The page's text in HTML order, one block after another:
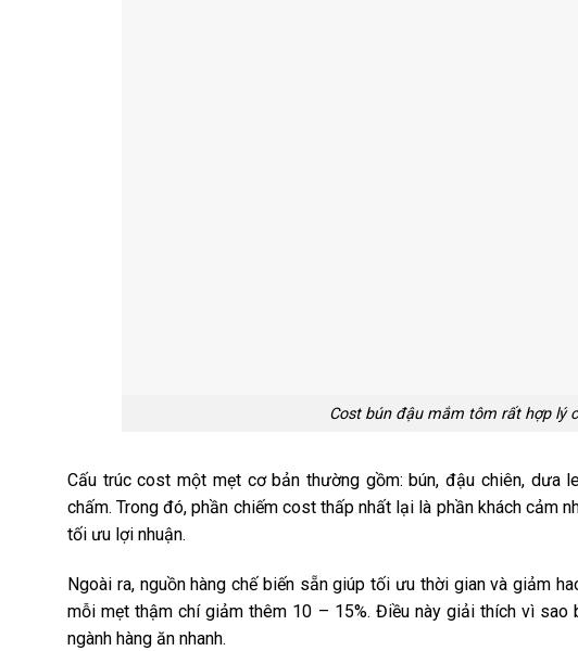
Cost bún đậu mắm tôm rất hợp lý
Cấu trúc cost một mẹt cơ bản thường gồm: bún, đậu chiên, dưa
chấm. Trong đó, phần chiếm cost thấp nhất lại là phần khách cảm
tối ưu lợi nhuận.
Ngoài ra, nguồn hàng chế biến sẵn giúp tối ưu thời gian và giảm
mỗi mẹt thậm chí giảm thêm 10 – 15%. Điều này giải thích vì sao
ngành hàng ăn nhanh.